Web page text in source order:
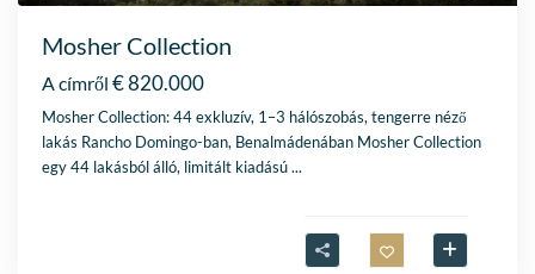
Mosher Collection
A címről € 820.000
Mosher Collection: 44 exkluzív, 1–3 hálószobás, tengerre néző
lakás Rancho Domingo-ban, Benalmádenában Mosher Collection
egy 44 lakásból álló, limitált kiadású...